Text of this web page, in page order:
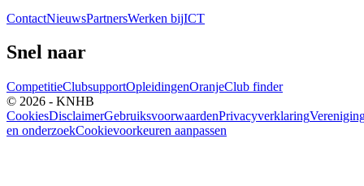
ContactNieuwsPartnersWerken bijICT
Snel naar
CompetitieClubsupportOpleidingenOranjeClub finder
© 2026 - KNHB
CookiesDisclaimerGebruiksvoorwaardenPrivacyverklaring
en onderzoekCookievoorkeuren aanpassen